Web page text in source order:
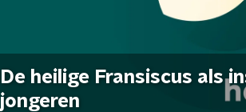
De heilige Fransiscus als
jongeren